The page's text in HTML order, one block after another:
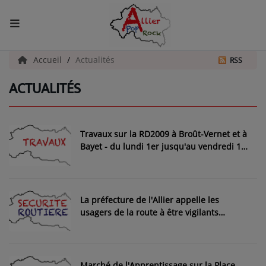
ACCUEIL
Actualités
AGENDA CULTUREL - ALLIER
INFOS POP ROCK
La Radio
EMISSIONS
ARTISTES
Accueil Actualités RSS
ACTUALITÉS
Travaux sur la RD2009 à Broût-Vernet et à
Bayet - du lundi 1er jusqu'au vendredi 19
La préfecture de l'Allier appelle les
usagers de la route à être vigilants